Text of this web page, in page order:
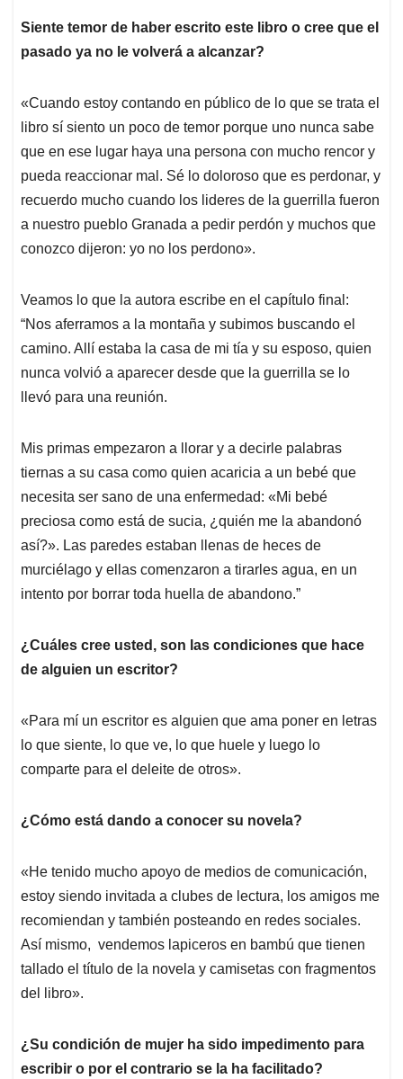
Siente temor de haber escrito este libro o cree que el
pasado ya no le volverá a alcanzar?
«Cuando estoy contando en público de lo que se trata el
libro sí siento un poco de temor porque uno nunca sabe
que en ese lugar haya una persona con mucho rencor y
pueda reaccionar mal. Sé lo doloroso que es perdonar, y
recuerdo mucho cuando los lideres de la guerrilla fueron
a nuestro pueblo Granada a pedir perdón y muchos que
conozco dijeron: yo no los perdono».
Veamos lo que la autora escribe en el capítulo final:
“Nos aferramos a la montaña y subimos buscando el
camino. Allí estaba la casa de mi tía y su esposo, quien
nunca volvió a aparecer desde que la guerrilla se lo
llevó para una reunión.
Mis primas empezaron a llorar y a decirle palabras
tiernas a su casa como quien acaricia a un bebé que
necesita ser sano de una enfermedad: «Mi bebé
preciosa como está de sucia, ¿quién me la abandonó
así?». Las paredes estaban llenas de heces de
murciélago y ellas comenzaron a tirarles agua, en un
intento por borrar toda huella de abandono.”
¿Cuáles cree usted, son las condiciones que hace
de alguien un escritor?
«Para mí un escritor es alguien que ama poner en letras
lo que siente, lo que ve, lo que huele y luego lo
comparte para el deleite de otros».
¿Cómo está dando a conocer su novela?
«He tenido mucho apoyo de medios de comunicación,
estoy siendo invitada a clubes de lectura, los amigos me
recomiendan y también posteando en redes sociales.
Así mismo, vendemos lapiceros en bambú que tienen
tallado el título de la novela y camisetas con fragmentos
del libro».
¿Su condición de mujer ha sido impedimento para
escribir o por el contrario se la ha facilitado?